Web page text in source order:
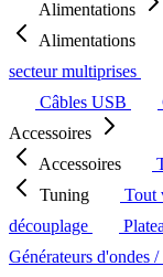
Alimentations
Alimentations
secteur multiprises
Câbles USB
Accessoires
Accessoires
Tuning
Tout
découplage
Générateurs d'ondes /